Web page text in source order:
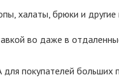
халаты, брюки и
во даже в
покупателей больших